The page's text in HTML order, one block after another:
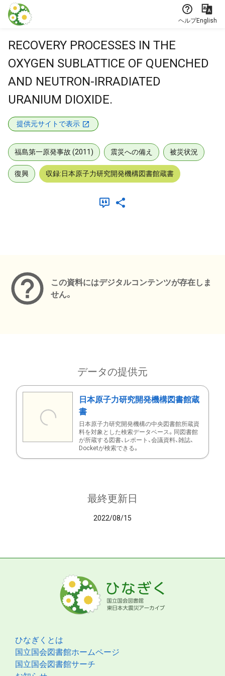
本文に飛ぶ
ヘルプEnglish
RECOVERY PROCESSES IN THE
OXYGEN SUBLATTICE OF QUENCHED
AND NEUTRON-IRRADIATED
URANIUM DIOXIDE.
提供元サイトで表示
福島第一原発事故 (2011) 震災への備え 被災状況
復興 収録:日本原子力研究開発機構図書館蔵書
この資料にはデジタルコンテンツが存在しま
せん。
データの提供元
日本原子力研究開発機構図書館蔵
書
日本原子力研究開発機構の中央図書館所蔵資
料を対象とした検索データベース。同図書館
が所蔵する図書、レポート、会議資料、雑誌、
Docketが検索できる。
最終更新日
2022/08/15
ひなぎくとは
国立国会図書館ホームページ
国立国会図書館サーチ